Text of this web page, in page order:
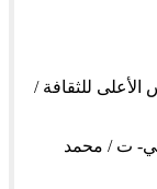
– ص:23- المجلس الأعلى للثقافة /
ت / محمد